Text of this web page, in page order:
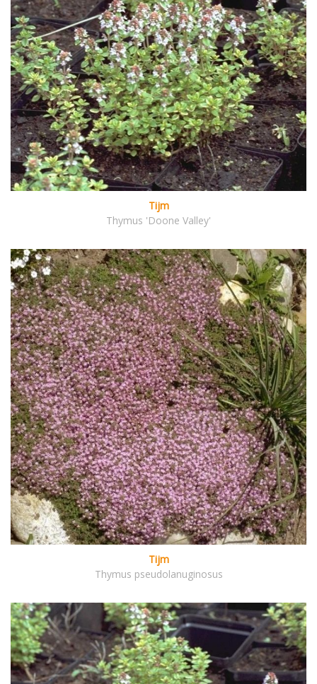
Tijm
Thymus 'Doone Valley'
Tijm
Thymus pseudolanuginosus